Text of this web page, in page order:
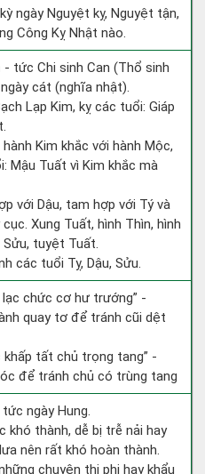
ngày Nguyệt kỵ, Nguyệt tận,
Công Kỵ Nhật nào.
- tức Chi sinh Can (Thổ sinh
cát (nghĩa nhật).
Lạp Kim, kỵ các tuổi: Giáp
Kim khắc với hành Mộc,
Mậu Tuất vì Kim khắc mà
với Dậu, tam hợp với Tý và
Xung Tuất, hình Thìn, hình
Sửu, tuyệt Tuất.
các tuổi Tỵ, Dậu, Sửu.
lạc chức cơ hư trướng” -
quay tơ để tránh cũi dệt
khấp tất chủ trọng tang” -
để tránh chủ có trùng tang
tức ngày Hung.
khó thành, dễ bị trễ nải hay
nên rất khó hoàn thành.
chuyện thị phi hay khẩu